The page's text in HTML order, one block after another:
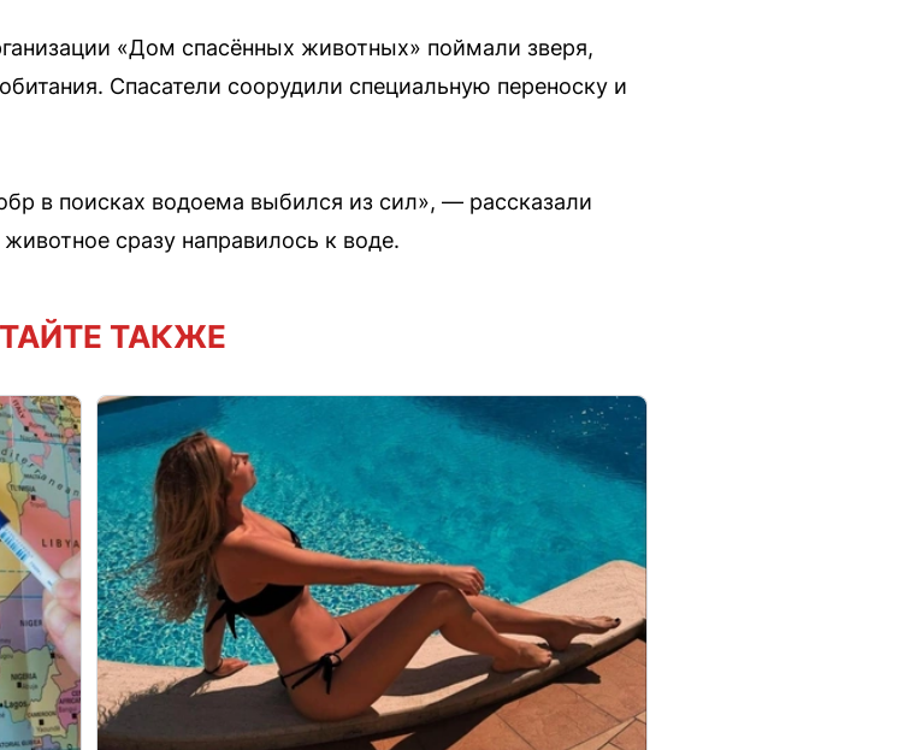
«Дом спасённых животных» поймали зверя,
Спасатели соорудили специальную переноску и
в поисках водоема выбился из сил», — рассказали
сразу направилось к воде.
ТАКЖЕ